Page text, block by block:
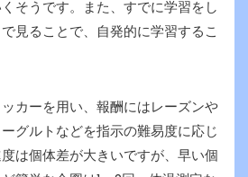
そうです。また、すでに学習をし
見ることで、自発的に学習するこ
カーを用い、報酬にはレーズンや
グルトなどを指示の難易度に応じ
は個体差が大きいですが、早い個